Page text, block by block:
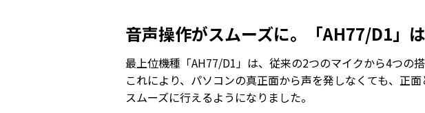
音声操作がスムーズに。「AH77/D1」
最上位機種「AH77/D1」は、従来の2つのマイクから4つの搭
これにより、パソコンの真正面から声を発しなくても、正
スムーズに行えるようになりました。